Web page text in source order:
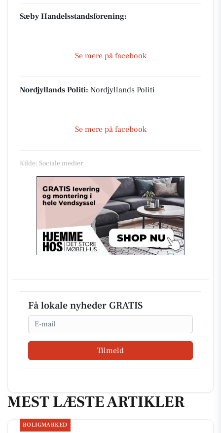
Sæby Handelsstandsforening:
Se mere på facebook
Nordjyllands Politi: Nordjyllands Politi
Se mere på facebook
Kilde: Sociale medier
Få lokale nyheder GRATIS
Email
Tilmeld
MEST LÆSTE ARTIKLER
BOLIGMARKED